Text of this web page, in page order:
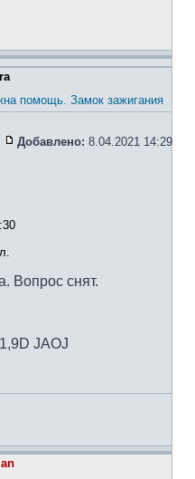
помощь. Замок зажигания
Добавлено: 8.04.2021 14:29
Вопрос снят.
JAOJ